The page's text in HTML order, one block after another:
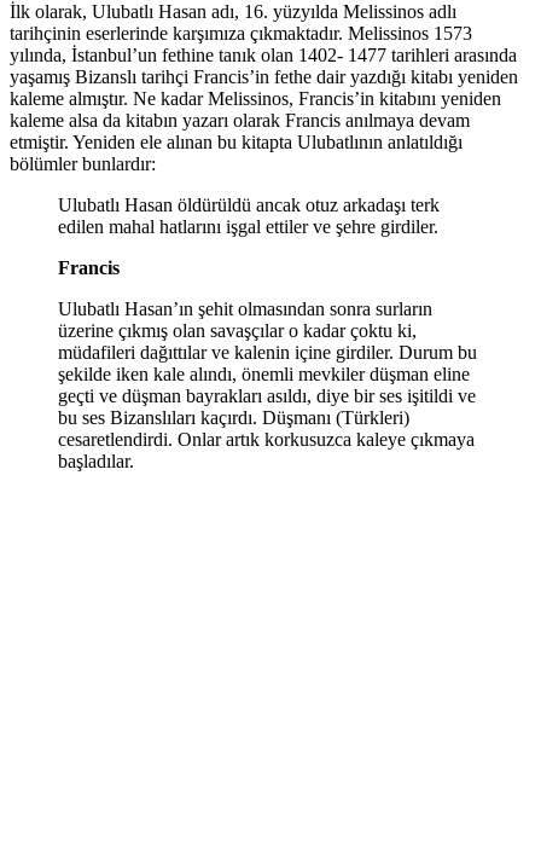
İlk olarak, Ulubatlı Hasan adı, 16. yüzyılda Melissinos adlı
tarihçinin eserlerinde karşımıza çıkmaktadır. Melissinos 1573
yılında, İstanbul’un fethine tanık olan 1402- 1477 tarihleri arasında
yaşamış Bizanslı tarihçi Francis’in fethe dair yazdığı kitabı yeniden
kaleme almıştır. Ne kadar Melissinos, Francis’in kitabını yeniden
kaleme alsa da kitabın yazarı olarak Francis anılmaya devam
etmiştir. Yeniden ele alınan bu kitapta Ulubatlının anlatıldığı
bölümler bunlardır:
Ulubatlı Hasan öldürüldü ancak otuz arkadaşı terk
edilen mahal hatlarını işgal ettiler ve şehre girdiler.
Francis
Ulubatlı Hasan’ın şehit olmasından sonra surların
üzerine çıkmış olan savaşçılar o kadar çoktu ki,
müdafileri dağıttılar ve kalenin içine girdiler. Durum bu
şekilde iken kale alındı, önemli mevkiler düşman eline
geçti ve düşman bayrakları asıldı, diye bir ses işitildi ve
bu ses Bizanslıları kaçırdı. Düşmanı (Türkleri)
cesaretlendirdi. Onlar artık korkusuzca kaleye çıkmaya
başladılar.